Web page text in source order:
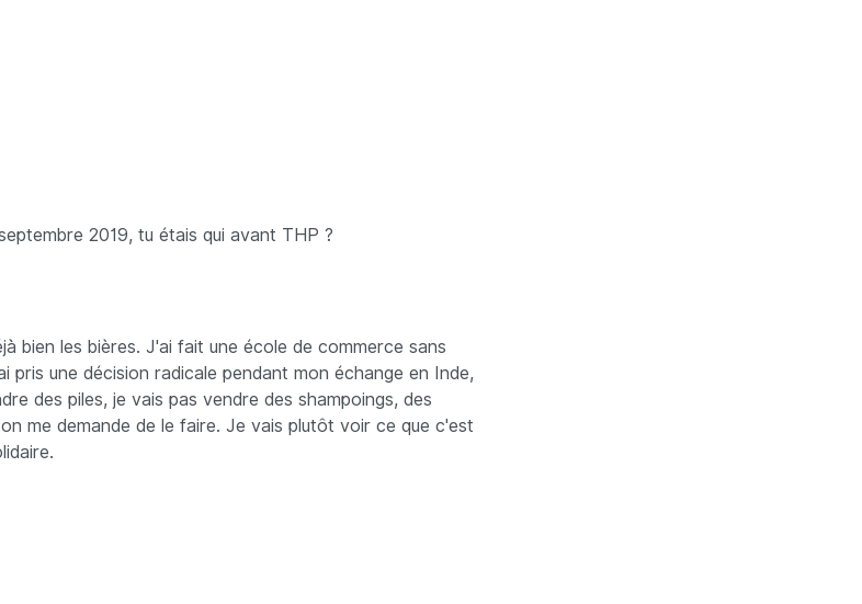
2019, tu étais qui avant THP ?
bien les bières. J'ai fait une école de commerce sans
pris une décision radicale pendant mon échange en Inde,
des piles, je vais pas vendre des shampoings, des
me demande de le faire. Je vais plutôt voir ce que c'est